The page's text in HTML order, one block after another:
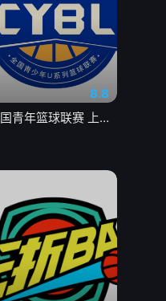
8.8
全国青年篮球联赛 上海久事100-74浙江稠州银行20260803